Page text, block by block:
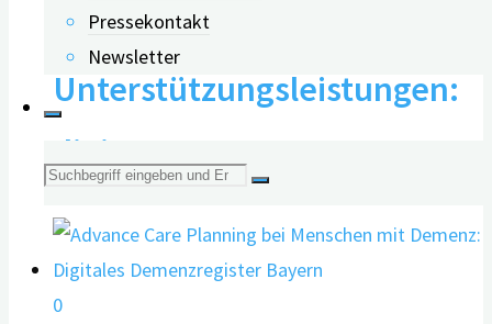
Pressekontakt
Newsletter
Suche
nach:
Inanspruchnahme von
Unterstützungsleistungen:
digiDEM Bayern
0